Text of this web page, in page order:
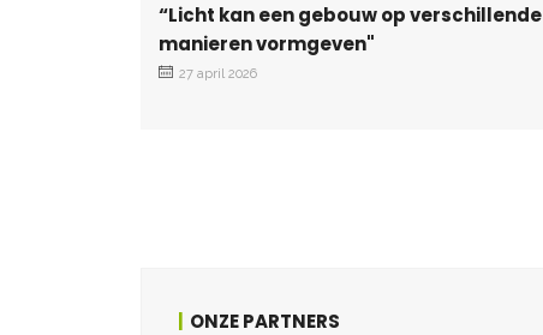
“Licht kan een gebouw op verschillende
manieren vormgeven"
27 april 2026
ONZE PARTNERS